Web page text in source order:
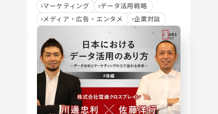
マーケティング
データ活用戦略
メディア・広告・エンタメ
企業対談